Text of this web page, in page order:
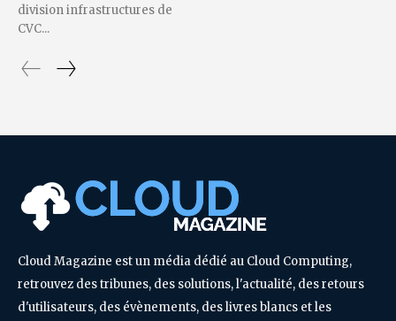
division infrastructures de
CVC...
Cloud Magazine est un média dédié au Cloud Computing,
retrouvez des tribunes, des solutions, l'actualité, des retours
d'utilisateurs, des évènements, des livres blancs et les